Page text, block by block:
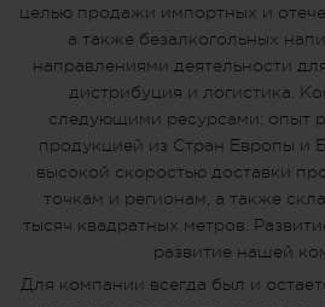
целью продажи импортных и
а также безалкогольных
направлениями деятельности
дистрибуция и логистика.
следующими ресурсами: опыт
продукцией из Стран Европы и
высокой скоростью доставки
точкам и регионам, а также
тысяч квадратных метров.
развитие нашей
Для компании всегда был и